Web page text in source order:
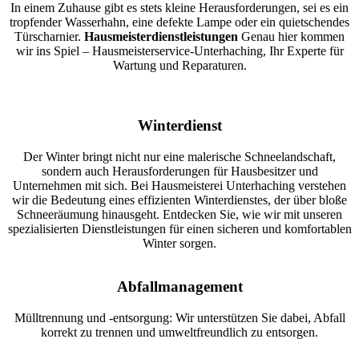
In einem Zuhause gibt es stets kleine Herausforderungen, sei es ein
tropfender Wasserhahn, eine defekte Lampe oder ein quietschendes
Türscharnier. Hausmeisterdienstleistungen Genau hier kommen
wir ins Spiel – Hausmeisterservice-Unterhaching, Ihr Experte für
Wartung und Reparaturen.
Winterdienst
Der Winter bringt nicht nur eine malerische Schneelandschaft,
sondern auch Herausforderungen für Hausbesitzer und
Unternehmen mit sich. Bei Hausmeisterei Unterhaching verstehen
wir die Bedeutung eines effizienten Winterdienstes, der über bloße
Schneeräumung hinausgeht. Entdecken Sie, wie wir mit unseren
spezialisierten Dienstleistungen für einen sicheren und komfortablen
Winter sorgen.
Abfallmanagement
Mülltrennung und -entsorgung: Wir unterstützen Sie dabei, Abfall
korrekt zu trennen und umweltfreundlich zu entsorgen.